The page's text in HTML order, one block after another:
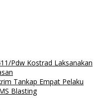
Pdw Kostrad Laksanakan
Tankap Empat Pelaku
Blasting